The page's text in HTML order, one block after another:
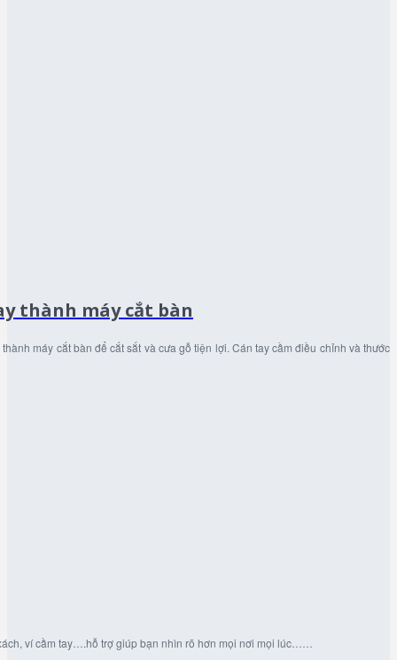
thành máy cắt bàn
máy cắt bàn để cắt sắt và cưa gỗ tiện lợi. Cán tay cầm điều chỉnh và thước
ví cầm tay….hỗ trợ giúp bạn nhìn rõ hơn mọi nơi mọi lúc……